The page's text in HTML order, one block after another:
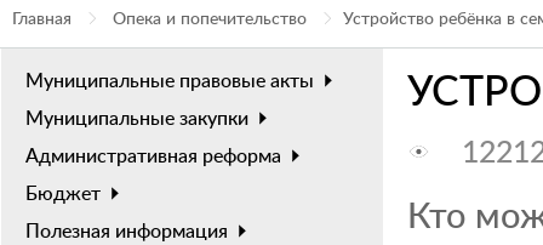
Главная Опека и попечительство Устройство ребёнка в
Муниципальные правовые акты
Муниципальные закупки
Административная реформа
Бюджет
Полезная информация
Кто